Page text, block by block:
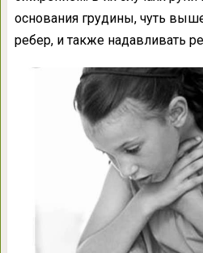
основания грудины, чуть
ребер, и также надавливать